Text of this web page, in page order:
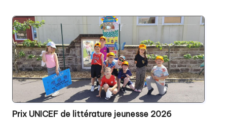
Prix UNICEF de littérature jeunesse 2026